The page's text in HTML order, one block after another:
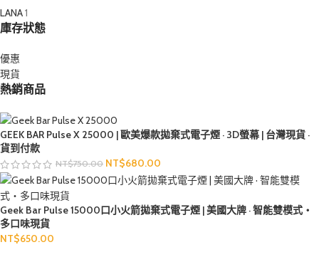
LANA1
庫存狀態
優惠
現貨
熱銷商品
GEEK BAR Pulse X 25000 | 歐美爆款拋棄式電子煙 · 3D螢幕 | 台灣現貨 ·
貨到付款
NT$750.00 NT$680.00
Geek Bar Pulse 15000口小火箭拋棄式電子煙 | 美國大牌 · 智能雙模式・
多口味現貨
NT$650.00